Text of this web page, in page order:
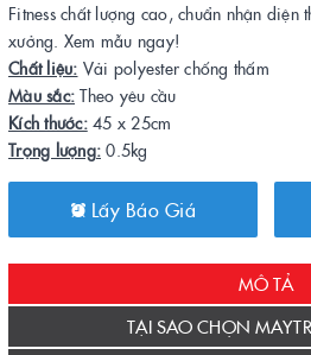
Fitness chất lượng cao, chuẩn nhận
xưởng. Xem mẫu ngay!
Chất liệu: Vải polyester chống thấm
Màu sắc: Theo yêu cầu
Kích thước:45 x 25cm
Trọng lượng: 0.5kg
Lấy Báo Giá
MÔ TẢ
TẠI SAO CHỌN